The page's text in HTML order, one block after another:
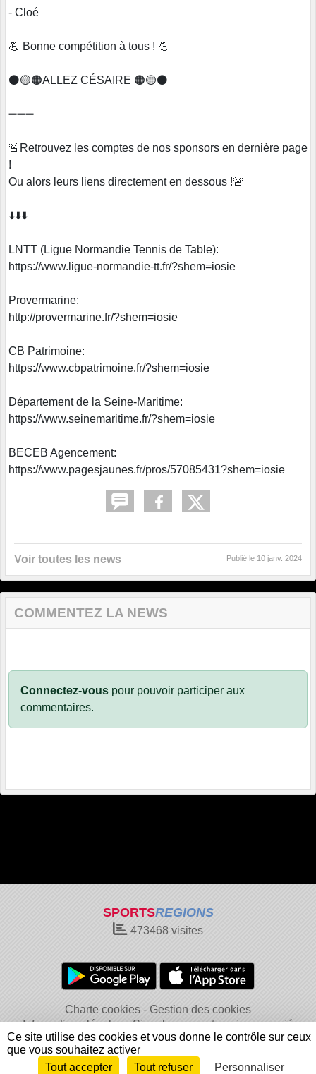
- Cloé
💪 Bonne compétition à tous ! 💪
⚫️🟡🟠ALLEZ CÉSAIRE 🟠🟡⚫️
➖➖➖
🚨Retrouvez les comptes de nos sponsors en dernière page
!
Ou alors leurs liens directement en dessous !🚨
⬇️⬇️⬇️
LNTT (Ligue Normandie Tennis de Table):
https://www.ligue-normandie-tt.fr/?shem=iosie
Provermarine:
http://provermarine.fr/?shem=iosie
CB Patrimoine:
https://www.cbpatrimoine.fr/?shem=iosie
Département de la Seine-Maritime:
https://www.seinemaritime.fr/?shem=iosie
BECEB Agencement:
https://www.pagesjaunes.fr/pros/57085431?shem=iosie
Voir toutes les news Publié le 10 janv. 2024
COMMENTEZ LA NEWS
Connectez-vous pour pouvoir participer aux
commentaires.
SPORTSREGIONS
473468 visites
Charte cookies
Gestion des cookies
Informations légales
Signaler un contenu inapproprié
Envie de participer ? Connexion
Ce site utilise des cookies et vous donne le contrôle sur ceux
que vous souhaitez activer
Tout accepter
Tout refuser Personnaliser